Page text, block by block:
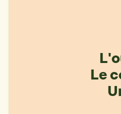
Le